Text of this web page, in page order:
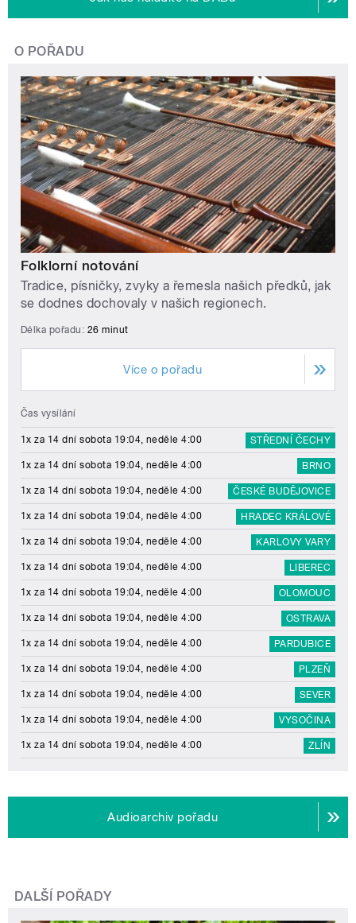
O POŘADU
Folklorní notování
Tradice, písničky, zvyky a řemesla našich předků, jak
se dodnes dochovaly v našich regionech.
Délka pořadu: 26 minut
Více o pořadu
Čas vysílání
1x za 14 dní sobota 19:04, neděle 4:00 STŘEDNÍ ČECHY
1x za 14 dní sobota 19:04, neděle 4:00 BRNO
1x za 14 dní sobota 19:04, neděle 4:00 ČESKÉ BUDĚJOVICE
1x za 14 dní sobota 19:04, neděle 4:00 HRADEC KRÁLOVÉ
1x za 14 dní sobota 19:04, neděle 4:00 KARLOVY VARY
1x za 14 dní sobota 19:04, neděle 4:00 LIBEREC
1x za 14 dní sobota 19:04, neděle 4:00 OLOMOUC
1x za 14 dní sobota 19:04, neděle 4:00 OSTRAVA
1x za 14 dní sobota 19:04, neděle 4:00 PARDUBICE
1x za 14 dní sobota 19:04, neděle 4:00 PLZEŇ
1x za 14 dní sobota 19:04, neděle 4:00 SEVER
1x za 14 dní sobota 19:04, neděle 4:00 VYSOČINA
1x za 14 dní sobota 19:04, neděle 4:00 ZLÍN
Audioarchiv pořadu
DALŠÍ POŘADY